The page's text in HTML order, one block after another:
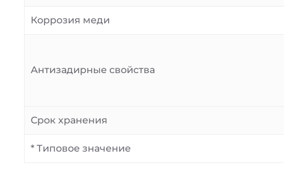
Коррозия меди
Антизадирные свойства
Срок хранения
* Типовое значение